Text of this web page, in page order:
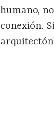
humano,
conexión.